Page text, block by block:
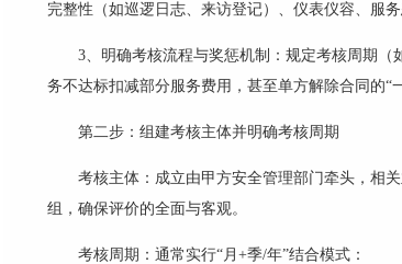
完整性（如巡逻日志、来访登记）、仪表仪容、服务
3、明确考核流程与奖惩机制：规定考核周期
务不达标扣减部分服务费用，甚至单方解除合同的“
第二步：组建考核主体并明确考核周期
考核主体：成立由甲方安全管理部门牵头，相
组，确保评价的全面与客观。
考核周期：通常实行“月+季/年”结合模式：